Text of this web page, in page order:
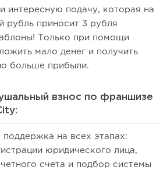
интересную подачу, которая на
рубль приносит 3 рубля
Только при помощи
мало денег и получить
больше прибыли.
взнос по франшизе
на всех этапах:
юридического лица,
счета и подбор системы